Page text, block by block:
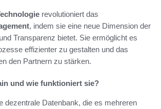
revolutioniert das
, indem sie eine neue Dimension der
und Transparenz bietet. Sie ermöglicht es
effizienter zu gestalten und das
den Partnern zu stärken.
und wie funktioniert sie?
dezentrale Datenbank, die es mehreren